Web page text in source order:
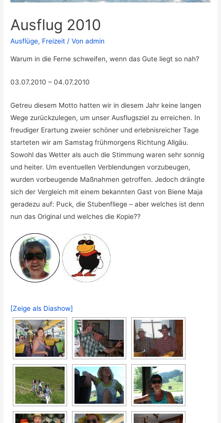
Ausflug 2010
Ausflüge, Freizeit / Vonadmin
Warum in die Ferne schweifen, wenn das Gute liegt so nah?
03.07.2010 – 04.07.2010
Getreu diesem Motto hatten wir in diesem Jahr keine langen
Wege zurückzulegen, um unser Ausflugsziel zu erreichen. In
freudiger Erartung zweier schöner und erlebnisreicher Tage
starteten wir am Samstag frühmorgens Richtung Allgäu.
Sowohl das Wetter als auch die Stimmung waren sehr sonnig
und heiter. Um eventuellen Verblendungen vorzubeugen,
wurden vorbeugende Maßnahmen getroffen. Jedoch drängte
sich der Vergleich mit einem bekannten Gast von Biene Maja
geradezu auf: Puck, die Stubenfliege – aber welches ist denn
nun das Original und welches die Kopie??
[Zeige als Diashow]